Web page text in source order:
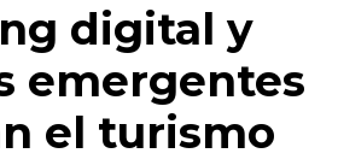
digital y
emergentes
el turismo